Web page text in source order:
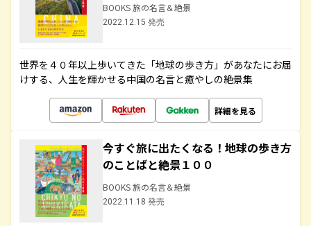
BOOKS 旅の名言＆絶景
2022.12.15 発売
世界を４０年以上歩いてきた「地球の歩き方」があなたにお届
けする、人生を輝かせる中国の名言と癒やしの絶景集
詳細を見る
今すぐ旅に出たくなる！地球の歩き方
のことばと絶景１００
BOOKS 旅の名言＆絶景
2022.11.18 発売